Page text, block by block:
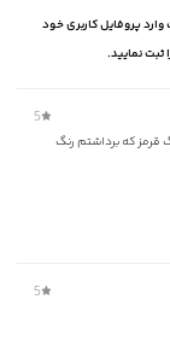
کلاه زیپ‌دار و
در داخل
پروفایل کاربری خود
نمایید.
5
قرمز که برداشتم رنگ
5